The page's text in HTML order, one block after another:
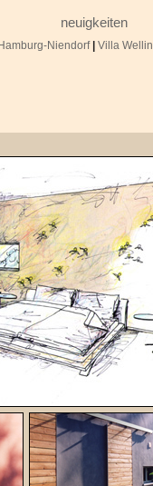
Niendorf| Villa
neuigkeiten